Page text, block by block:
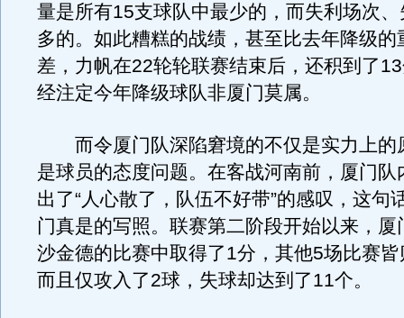
量是所有15支球队中最少的，而失利场次
多的。如此糟糕的战绩，甚至比去年降级的
差，力帆在22轮轮联赛结束后，还积到了
经注定今年降级球队非厦门莫属。
而令厦门队深陷窘境的不仅是实力上的
是球员的态度问题。在客战河南前，厦门队
出了“人心散了，队伍不好带”的感叹，这句
门真是的写照。联赛第二阶段开始以来，厦
沙金德的比赛中取得了1分，其他5场比赛
而且仅攻入了2球，失球却达到了11个。